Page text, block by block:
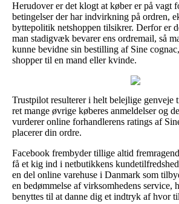
Herudover er det klogt at køber er på vagt
betingelser der har indvirkning på ordren,
byttepolitik netshoppen tilsikrer. Derfor er
man stadigvæk bevarer ens ordremail, så
kunne bevidne sin bestilling af Sine
shopper til en mand eller kvinde.
Trustpilot resulterer i helt belejlige genveje
ret mange øvrige køberes anmeldelser og
vurderer online forhandlerens ratings af
placerer din ordre.
Facebook frembyder tillige altid
få et kig ind i netbutikkens
en del online varehuse i Danmark som
en bedømmelse af virksomhedens service,
benyttes til at danne dig et indtryk af hvor